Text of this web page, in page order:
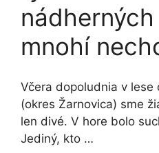
mnohí
Včera dopoludnia v lese
(okres Žarnovica) sme
len divé. V hore bolo
Jediný, kto …